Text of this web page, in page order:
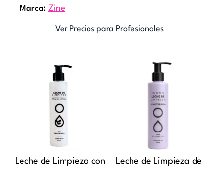
Marca: Zine
Ver Precios para Profesionales
Leche de Limpieza con
Leche de Limpieza de